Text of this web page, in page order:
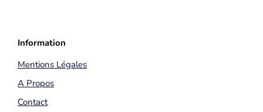
Information
Mentions Légales
A Propos
Contact